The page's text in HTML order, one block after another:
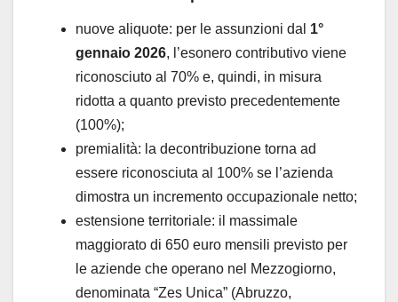
nuove aliquote: per le assunzioni dal 1°
gennaio 2026, l’esonero contributivo viene
riconosciuto al 70% e, quindi, in misura
ridotta a quanto previsto precedentemente
(100%);
premialità: la decontribuzione torna ad
essere riconosciuta al 100% se l’azienda
dimostra un incremento occupazionale netto;
estensione territoriale: il massimale
maggiorato di 650 euro mensili previsto per
le aziende che operano nel Mezzogiorno,
denominata “Zes Unica” (Abruzzo,